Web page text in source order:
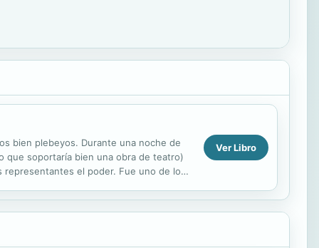
bien plebeyos. Durante una noche de
que soportaría bien una obra de teatro)
representantes el poder. Fue uno de los
Ver Libro